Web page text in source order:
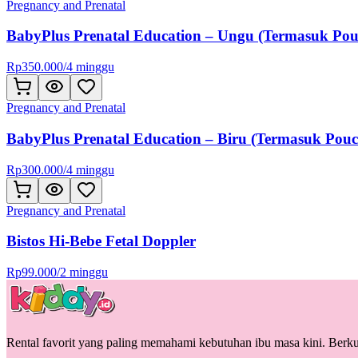
Pregnancy and Prenatal
BabyPlus Prenatal Education – Ungu (Termasuk
Rp350.000/4 minggu
Pregnancy and Prenatal
BabyPlus Prenatal Education – Biru (Termasuk
Rp300.000/4 minggu
Pregnancy and Prenatal
Bistos Hi-Bebe Fetal Doppler
Rp99.000/2 minggu
Rental favorit yang paling memahami kebutuhan ibu masa kini.